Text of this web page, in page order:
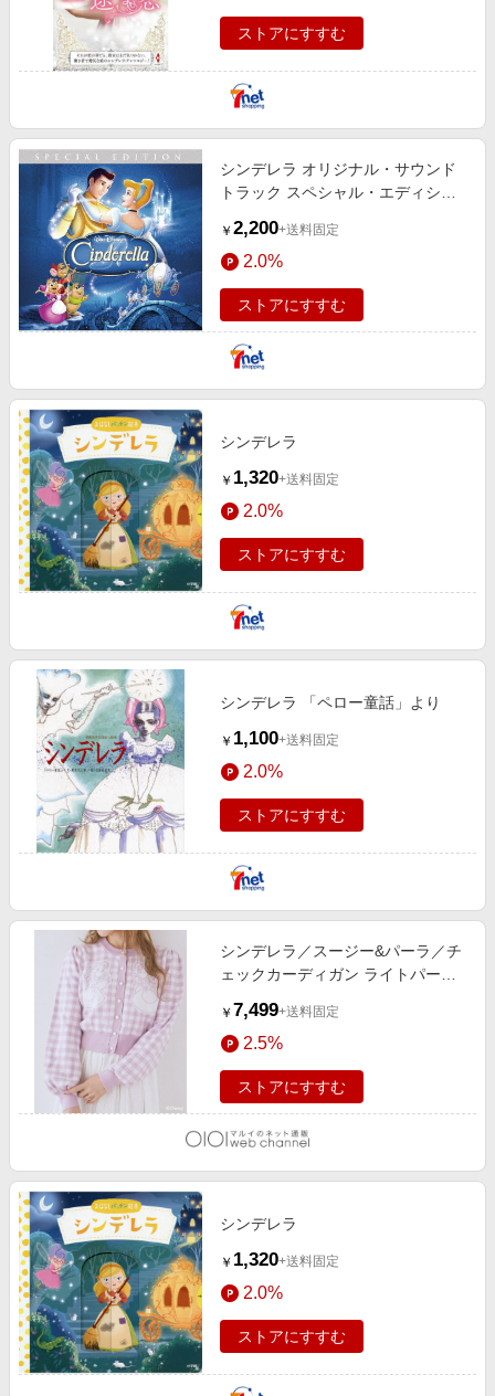
ストアにすすむ
シンデレラ オリジナル・サウンド
トラック スペシャル・エディショ
￥ 2,200+送料固定
2.0%
ストアにすすむ
シンデレラ
￥ 1,320+送料固定
2.0%
ストアにすすむ
シンデレラ 「ペロー童話」より
￥ 1,100+送料固定
2.0%
ストアにすすむ
シンデレラ／スージー&パーラ／チ
ェックカーディガン ライトパープ
￥ 7,499+送料固定
2.5%
ストアにすすむ
シンデレラ
￥ 1,320+送料固定
2.0%
ストアにすすむ